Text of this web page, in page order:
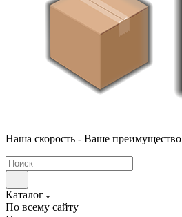
Наша скорость - Ваше преимущество
Каталог
По всему сайту